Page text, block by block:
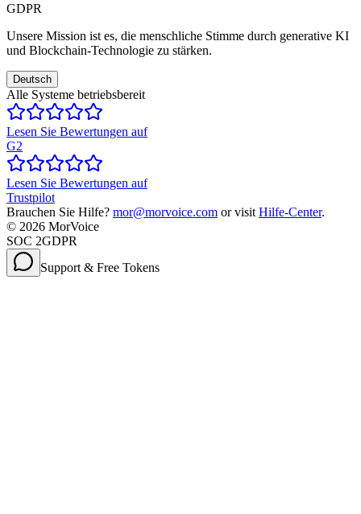
GDPR
Unsere Mission ist es, die menschliche Stimme durch generative KI
und Blockchain-Technologie zu stärken.
Deutsch
Alle Systeme betriebsbereit
Lesen Sie Bewertungen auf
G2
Lesen Sie Bewertungen auf
Trustpilot
Brauchen Sie Hilfe? mor@morvoice.com or visit Hilfe-Center.
© 2026 MorVoice
SOC 2GDPR
Support & Free Tokens